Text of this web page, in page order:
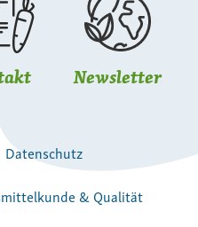
Newsletter
Datenschutz
& Qualität